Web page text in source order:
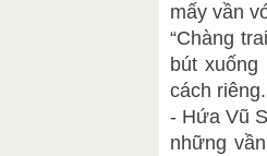
mấy vần
“Chàng
bút
cách
- Hứa Vũ
những